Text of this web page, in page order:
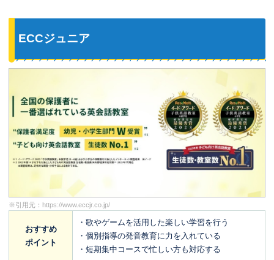
ECCジュニア
※引用元： https://www.eccjr.co.jp/
おすすめ
ポイント
・歌やゲームを活用した楽しい学習を行う
・個別指導の発音教育に力を入れている
・短期集中コースで忙しい方も対応する